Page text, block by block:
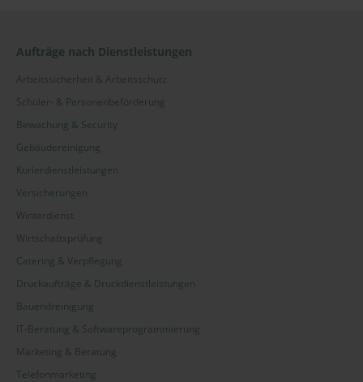
Salzlandkreis
Unterfranken
Wetteraukreis
Aufträge nach Dienstleistungen
Arbeitssicherheit & Arbeitsschutz
Schüler- & Personenbeförderung
Bewachung & Security
Gebäudereinigung
Kurierdienstleistungen
Versicherungen
Winterdienst
Wirtschaftsprüfung
Catering & Verpflegung
Druckaufträge & Druckdienstleistungen
Bauendreinigung
IT-Beratung & Softwareprogrammierung
Marketing & Beratung
Telefonmarketing